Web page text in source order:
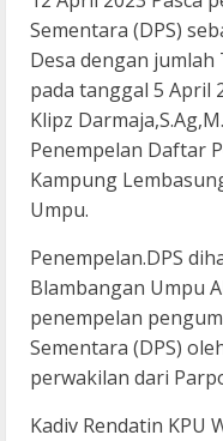
Sementara (DPS)
Desa dengan jumlah
pada tanggal 5 April
Klipz
Penempelan Daftar
Kampung
Umpu.
Penempelan.DPS
Blambangan Umpu
penempelan
Sementara (DPS)
perwakilan dari
Kadiv Rendatin KPU